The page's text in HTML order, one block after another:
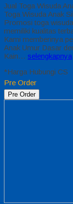
Jual Toga Wisuda
Toga Wisuda Anak
Promosi toga
memiliki kualitas
Kami memberinya
Anak Umur Dasar
Kain… selengkapnya
*Harga Hubungi CS
Pre Order
Pre Order